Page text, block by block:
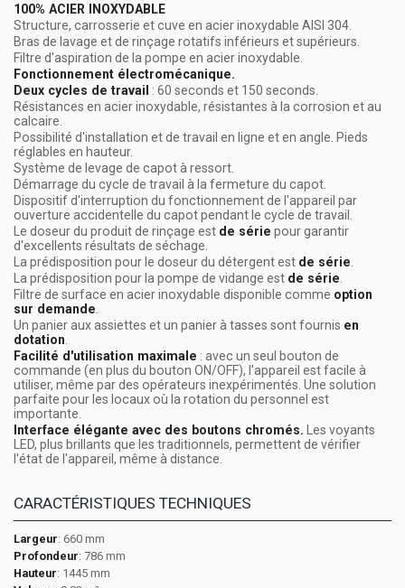
100% ACIER INOXYDABLE
Structure, carrosserie et cuve en acier inoxydable AISI 304.
Bras de lavage et de rinçage rotatifs inférieurs et supérieurs.
Filtre d'aspiration de la pompe en acier inoxydable.
Fonctionnement électromécanique.
Deux cycles de travail : 60 seconds et 150 seconds.
Résistances en acier inoxydable, résistantes à la corrosion et au
calcaire.
Possibilité d'installation et de travail en ligne et en angle. Pieds
réglables en hauteur.
Système de levage de capot à ressort.
Démarrage du cycle de travail à la fermeture du capot.
Dispositif d'interruption du fonctionnement de l'appareil par
ouverture accidentelle du capot pendant le cycle de travail.
Le doseur du produit de rinçage est de série pour garantir
d'excellents résultats de séchage.
La prédisposition pour le doseur du détergent est de série
La prédisposition pour la pompe de vidange est de série
Filtre de surface en acier inoxydable disponible comme option
sur demande
Un panier aux assiettes et un panier à tasses sont fournis en
dotation
Facilité d'utilisation maximale : avec un seul bouton de
commande (en plus du bouton ON/OFF), l'appareil est facile à
utiliser, même par des opérateurs inexpérimentés. Une solution
parfaite pour les locaux où la rotation du personnel est
importante.
Interface élégante avec des boutons chromés. Les voyants
LED, plus brillants que les traditionnels, permettent de vérifier
l'état de l'appareil, même à distance.
CARACTÉRISTIQUES TECHNIQUES
Largeur: 660 mm
Profondeur: 786 mm
Hauteur: 1445 mm